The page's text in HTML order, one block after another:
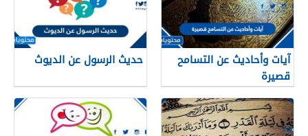
آيات وأحاديث عن التسامح
قصيرة
حديث الرسول عن الديوث